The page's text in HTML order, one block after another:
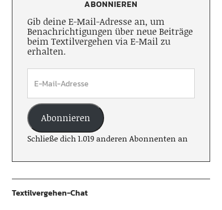
ABONNIEREN
Gib deine E-Mail-Adresse an, um
Benachrichtigungen über neue Beiträge
beim Textilvergehen via E-Mail zu
erhalten.
Abonnieren
Schließe dich 1.019 anderen Abonnenten an
Textilvergehen-Chat